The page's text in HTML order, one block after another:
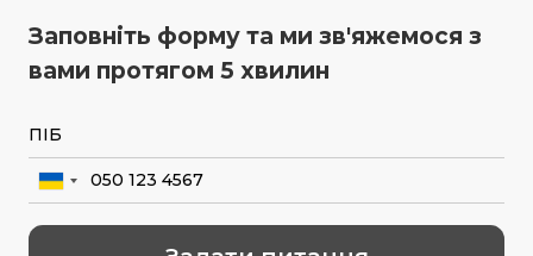
Заповніть форму та ми зв'яжемося з
вами протягом 5 хвилин